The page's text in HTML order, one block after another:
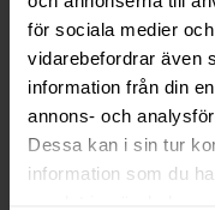
för sociala medier
vidarebefordrar även
information från din
annons- och
Dessa kan i sin tur
information som du